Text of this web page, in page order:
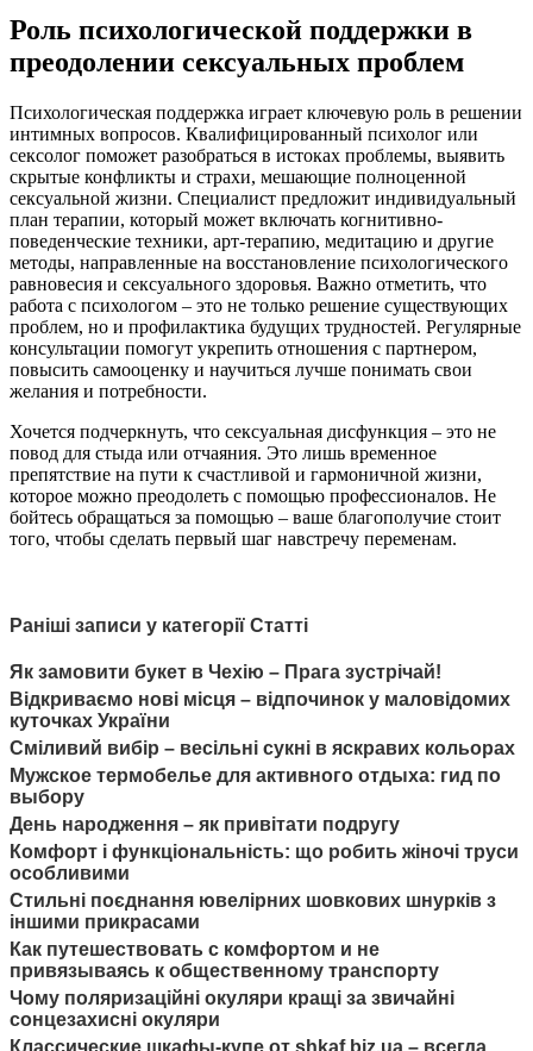
Роль психологической поддержки в
преодолении сексуальных проблем
Психологическая поддержка играет ключевую роль в решении
интимных вопросов. Квалифицированный психолог или
сексолог поможет разобраться в истоках проблемы, выявить
скрытые конфликты и страхи, мешающие полноценной
сексуальной жизни. Специалист предложит индивидуальный
план терапии, который может включать когнитивно-
поведенческие техники, арт-терапию, медитацию и другие
методы, направленные на восстановление психологического
равновесия и сексуального здоровья. Важно отметить, что
работа с психологом – это не только решение существующих
проблем, но и профилактика будущих трудностей. Регулярные
консультации помогут укрепить отношения с партнером,
повысить самооценку и научиться лучше понимать свои
желания и потребности.
Хочется подчеркнуть, что сексуальная дисфункция – это не
повод для стыда или отчаяния. Это лишь временное
препятствие на пути к счастливой и гармоничной жизни,
которое можно преодолеть с помощью профессионалов. Не
бойтесь обращаться за помощью – ваше благополучие стоит
того, чтобы сделать первый шаг навстречу переменам.
Раніші записи у категорії Статті
Як замовити букет в Чехію – Прага зустрічай!
Відкриваємо нові місця – відпочинок у маловідомих
куточках України
Сміливий вибір – весільні сукні в яскравих кольорах
Мужское термобелье для активного отдыха: гид по
выбору
День народження – як привітати подругу
Комфорт і функціональність: що робить жіночі труси
особливими
Стильні поєднання ювелірних шовкових шнурків з
іншими прикрасами
Как путешествовать с комфортом и не
привязываясь к общественному транспорту
Чому поляризаційні окуляри кращі за звичайні
сонцезахисні окуляри